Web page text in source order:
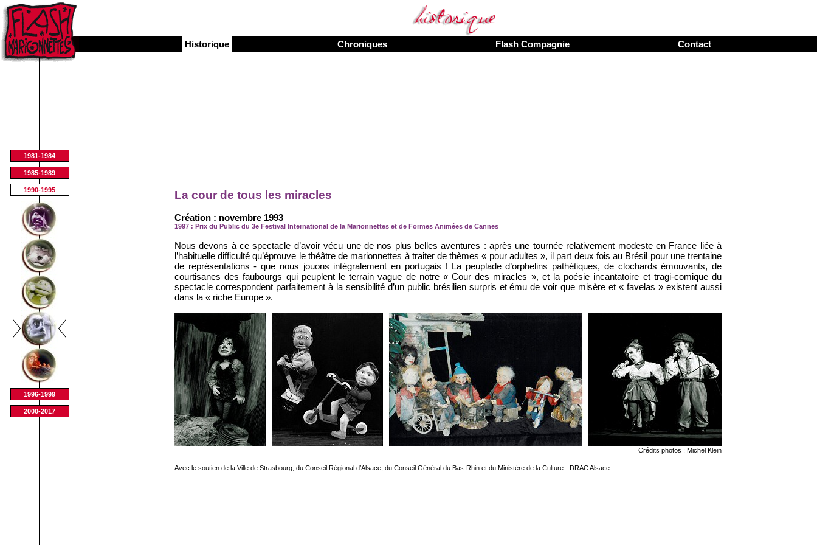
Historique Chroniques Flash Compagnie Contact
1981-1984
1985-1989
1990-1995
1996-1999
2000-2017
La cour de tous les miracles
Création : novembre 1993
1997 : Prix du Public du 3e Festival International de la Marionnettes et de Formes Animées de Cannes
Nous devons à ce spectacle d’avoir vécu une de nos plus belles aventures : après une tournée relativement modeste en France liée à
l’habituelle difficulté qu’éprouve le théâtre de marionnettes à traiter de thèmes « pour adultes », il part deux fois au Brésil pour une trentaine
de représentations - que nous jouons intégralement en portugais ! La peuplade d’orphelins pathétiques, de clochards émouvants, de
courtisanes des faubourgs qui peuplent le terrain vague de notre « Cour des miracles », et la poésie incantatoire et tragi-comique du
spectacle correspondent parfaitement à la sensibilité d’un public brésilien surpris et ému de voir que misère et « favelas » existent aussi
dans la « riche Europe ».
Crédits photos : Michel Klein
Avec le soutien de la Ville de Strasbourg, du Conseil Régional d’Alsace, du Conseil Général du Bas-Rhin et du Ministère de la Culture - DRAC Alsace